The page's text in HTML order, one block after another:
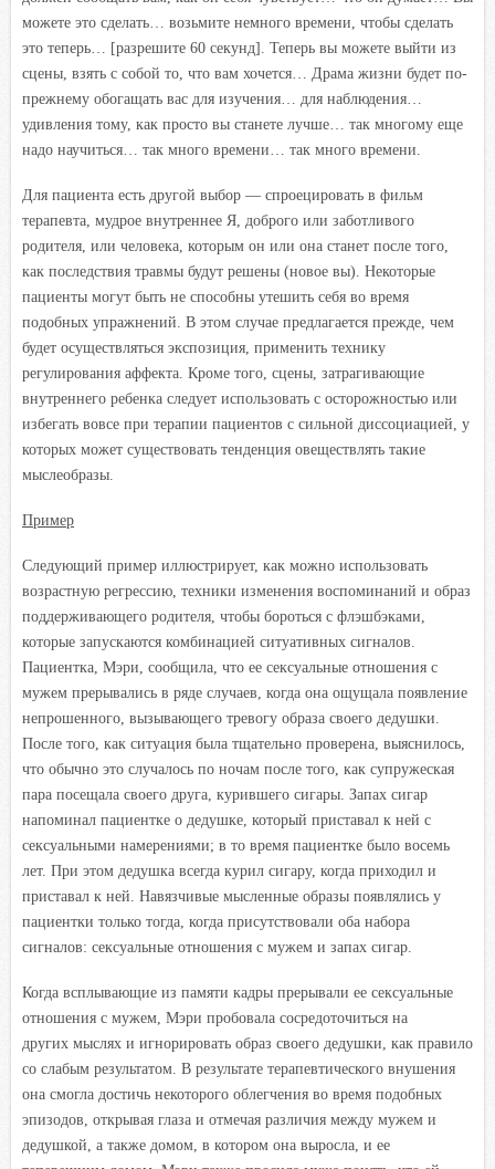
можете это сделать… возьмите немного времени, чтобы сделать
это теперь… [разрешите 60 секунд]. Теперь вы можете выйти из
сцены, взять с собой то, что вам хочется… Драма жизни будет по-
прежнему обогащать вас для изучения… для наблюдения…
удивления тому, как просто вы станете лучше… так многому еще
надо научиться… так много времени… так много времени.
Для пациента есть другой выбор — спроецировать в фильм
терапевта, мудрое внутреннее Я, доброго или заботливого
родителя, или человека, которым он или она станет после того,
как последствия травмы будут решены (новое вы). Некоторые
пациенты могут быть не способны утешить себя во время
подобных упражнений. В этом случае предлагается прежде, чем
будет осуществляться экспозиция, применить технику
регулирования аффекта. Кроме того, сцены, затрагивающие
внутреннего ребенка следует использовать с осторожностью или
избегать вовсе при терапии пациентов с сильной диссоциацией, у
которых может существовать тенденция овеществлять такие
мыслеобразы.
Пример
Следующий пример иллюстрирует, как можно использовать
возрастную регрессию, техники изменения воспоминаний и образ
поддерживающего родителя, чтобы бороться с флэшбэками,
которые запускаются комбинацией ситуативных сигналов.
Пациентка, Мэри, сообщила, что ее сексуальные отношения с
мужем прерывались в ряде случаев, когда она ощущала появление
непрошенного, вызывающего тревогу образа своего дедушки.
После того, как ситуация была тщательно проверена, выяснилось,
что обычно это случалось по ночам после того, как супружеская
пара посещала своего друга, курившего сигары. Запах сигар
напоминал пациентке о дедушке, который приставал к ней с
сексуальными намерениями; в то время пациентке было восемь
лет. При этом дедушка всегда курил сигару, когда приходил и
приставал к ней. Навязчивые мысленные образы появлялись у
пациентки только тогда, когда присутствовали оба набора
сигналов: сексуальные отношения с мужем и запах сигар.
Когда всплывающие из памяти кадры прерывали ее сексуальные
отношения с мужем, Мэри пробовала сосредоточиться на
других мыслях и игнорировать образ своего дедушки, как правило
со слабым результатом. В результате терапевтического внушения
она смогла достичь некоторого облегчения во время подобных
эпизодов, открывая глаза и отмечая различия между мужем и
дедушкой, а также домом, в котором она выросла, и ее